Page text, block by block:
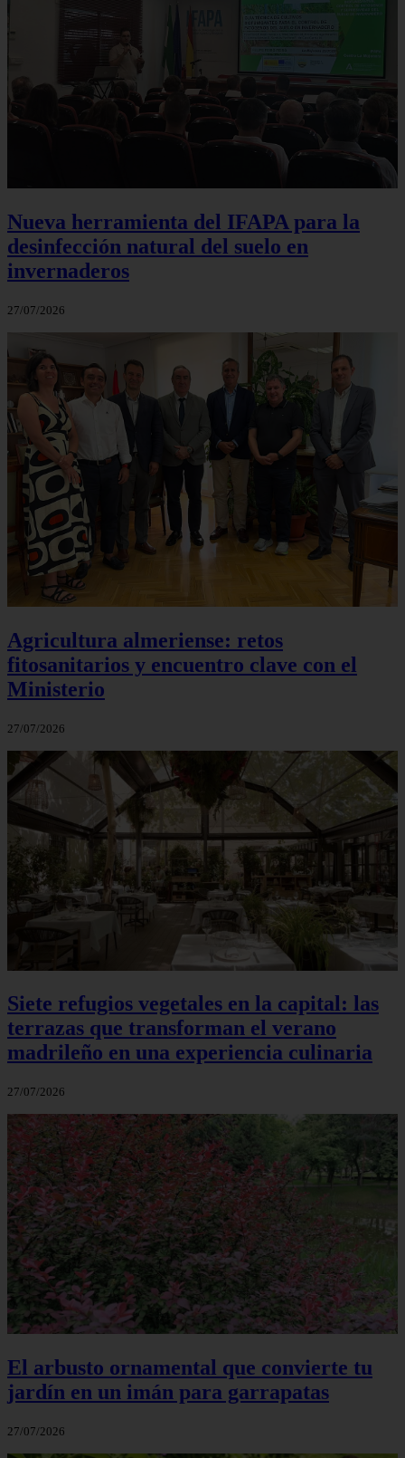
Nueva herramienta del IFAPA para la
desinfección natural del suelo en
invernaderos
27/07/2026
Agricultura almeriense: retos
fitosanitarios y encuentro clave con el
Ministerio
27/07/2026
Siete refugios vegetales en la capital: las
terrazas que transforman el verano
madrileño en una experiencia culinaria
27/07/2026
El arbusto ornamental que convierte tu
jardín en un imán para garrapatas
27/07/2026